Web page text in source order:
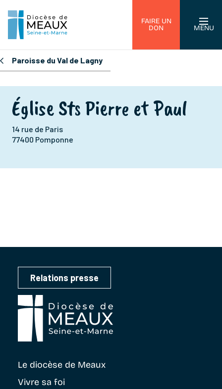
FAIRE UN
DON
MENU
Paroisse du Val de Lagny
Église Sts Pierre et Paul
14 rue de Paris
77400 Pomponne
Relations presse
Le diocèse de Meaux
Vivre sa foi